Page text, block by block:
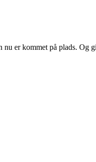
nu er kommet på plads.